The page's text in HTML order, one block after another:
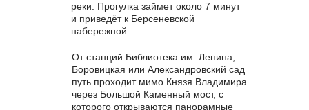
реки. Прогулка займет около 7 минут
и приведёт к Берсеневской
набережной.
От станций Библиотека им. Ленина,
Боровицкая или Александровский сад
путь проходит мимо Князя Владимира
через Большой Каменный мост, с
которого открываются панорамные